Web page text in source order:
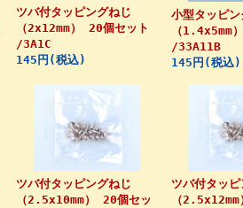
ツバ付タッピングねじ
（2x12mm） 20個セット
/3A1C
145円(税込)
小型タッピン
（1.4x5mm
/33A11B
145円(税込)
ツバ付タッピングねじ
（2.5x10mm） 20個セッ
ツバ付タッ
（